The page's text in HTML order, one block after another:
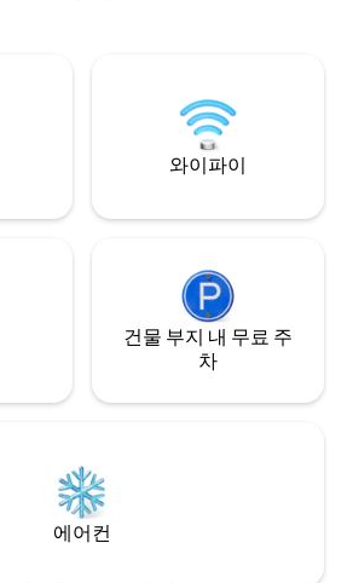
와이파이
건물 부지 내 무료 주
차
에어컨